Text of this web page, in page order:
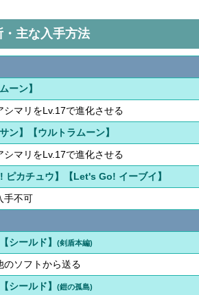
・主な入手方法
ーン】
シマリをLv.17で進化させる
ン】【ウルトラムーン】
シマリをLv.17で進化させる
ピカチュウ】【Let's Go! イーブイ】
手不可
シールド】
(剣盾本編)
のソフトから送る
シールド】
(鎧の孤島)